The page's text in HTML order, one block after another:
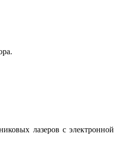
лазеров с электронной